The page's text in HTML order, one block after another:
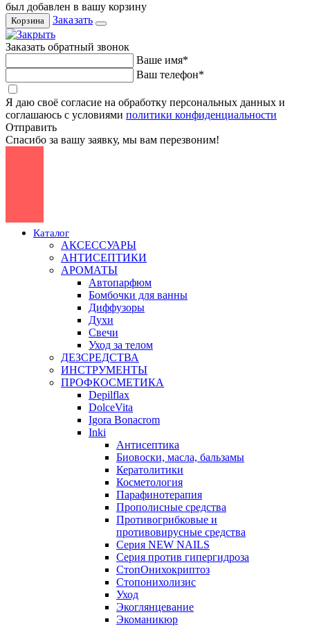
был добавлен в вашу корзину
Корзина Заказать
Заказать обратный звонок
Ваше имя*
Ваш телефон*
Я даю своё согласие на обработку персональных данных и
соглашаюсь с условиями политики конфиденциальности
Отправить
Спасибо за вашу заявку, мы вам перезвоним!
Каталог
АКСЕССУАРЫ
АНТИСЕПТИКИ
АРОМАТЫ
Автопарфюм
Бомбочки для ванны
Диффузоры
Духи
Свечи
Уход за телом
ДЕЗСРЕДСТВА
ИНСТРУМЕНТЫ
ПРОФКОСМЕТИКА
Depilflax
DolceVita
Igora Bonacrom
Inki
Антисептика
Биовоски, масла, бальзамы
Кератолитики
Косметология
Парафинотерапия
Прополисные средства
Противогрибковые и
противовирусные средства
Серия NEW NAILS
Серия против гипергидроза
СтопОнихокриптоз
Стопонихолизис
Уход
Экоглянцевание
Экоманикюр